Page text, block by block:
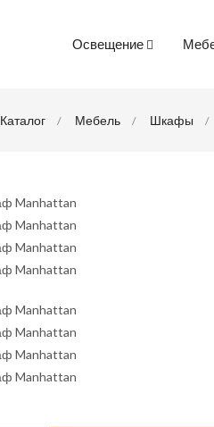
Освещение
Каталог Мебель Шкафы